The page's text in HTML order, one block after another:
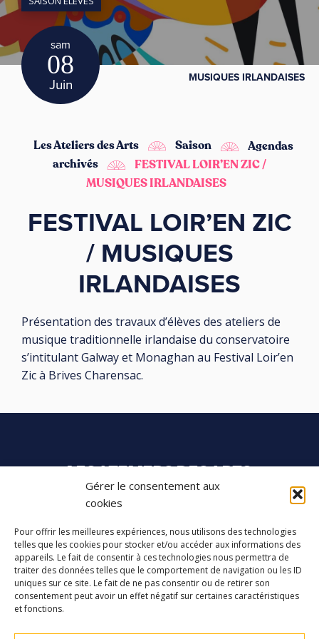
Gérer le consentement aux
cookies
Pour offrir les meilleures expériences, nous utilisons des technologies
telles que les cookies pour stocker et/ou accéder aux informations des
appareils. Le fait de consentir à ces technologies nous permettra de
traiter des données telles que le comportement de navigation ou les ID
uniques sur ce site. Le fait de ne pas consentir ou de retirer son
consentement peut avoir un effet négatif sur certaines caractéristiques
et fonctions.
sam
08
Juin MUSIQUES IRLANDAISES
Les Ateliers des Arts Saison
Agendas
archivés
FESTIVAL LOIR’EN ZIC /
MUSIQUES IRLANDAISES
FESTIVAL LOIR’EN ZIC
/ MUSIQUES
IRLANDAISES
Présentation des travaux d’élèves des ateliers de
musique traditionnelle irlandaise du conservatoire
s’intitulant Galway et Monaghan au Festival Loir’en
Zic à Brives Charensac.
LES ATELIERS DES ARTS
32 Rue 86E Régiment d'Infanterie
04 71 04 37 35
ateliersdesarts@lepuyenvelay.fr
FacebookInstagram
YoutubeSoundcloud